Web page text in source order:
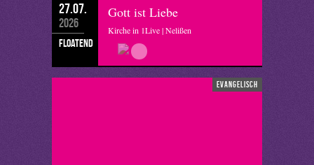
27.07.
2026
floatend
Gott ist Liebe
Kirche in 1Live | Nelißen
evangelisch